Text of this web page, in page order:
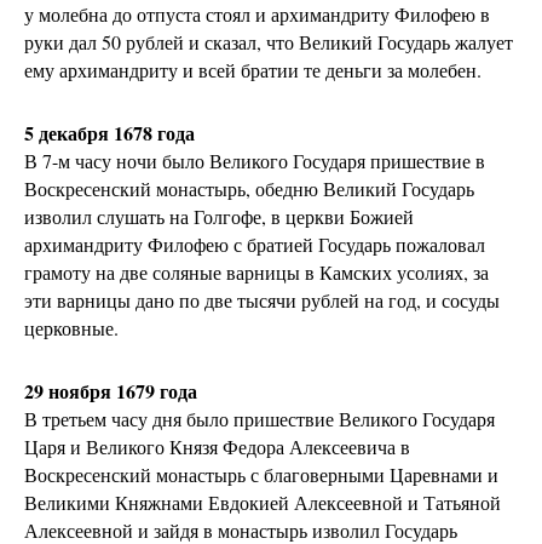
у молебна до отпуста стоял и архимандриту Филофею в
руки дал 50 рублей и сказал, что Великий Государь жалует
ему архимандриту и всей братии те деньги за молебен.
5 декабря 1678 года
В 7-м часу ночи было Великого Государя пришествие в
Воскресенский монастырь, обедню Великий Государь
изволил слушать на Голгофе, в церкви Божией
архимандриту Филофею с братией Государь пожаловал
грамоту на две соляные варницы в Камских усолиях, за
эти варницы дано по две тысячи рублей на год, и сосуды
церковные.
29 ноября 1679 года
В третьем часу дня было пришествие Великого Государя
Царя и Великого Князя Федора Алексеевича в
Воскресенский монастырь с благоверными Царевнами и
Великими Княжнами Евдокией Алексеевной и Татьяной
Алексеевной и зайдя в монастырь изволил Государь